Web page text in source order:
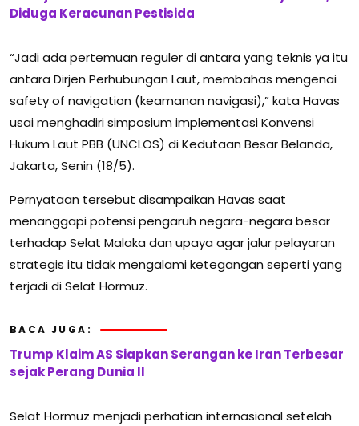
Diduga Keracunan Pestisida
“Jadi ada pertemuan reguler di antara yang teknis ya itu
antara Dirjen Perhubungan Laut, membahas mengenai
safety of navigation (keamanan navigasi),” kata Havas
usai menghadiri simposium implementasi Konvensi
Hukum Laut PBB (UNCLOS) di Kedutaan Besar Belanda,
Jakarta, Senin (18/5).
Pernyataan tersebut disampaikan Havas saat
menanggapi potensi pengaruh negara-negara besar
terhadap Selat Malaka dan upaya agar jalur pelayaran
strategis itu tidak mengalami ketegangan seperti yang
terjadi di Selat Hormuz.
BACA JUGA:
Trump Klaim AS Siapkan Serangan ke Iran Terbesar
sejak Perang Dunia II
Selat Hormuz menjadi perhatian internasional setelah